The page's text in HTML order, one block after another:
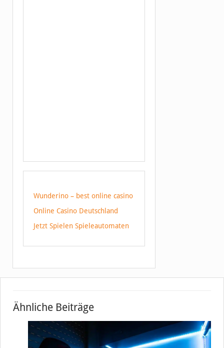
Wunderino – best online casino
Online Casino Deutschland
Jetzt Spielen Spieleautomaten
Ähnliche Beiträge